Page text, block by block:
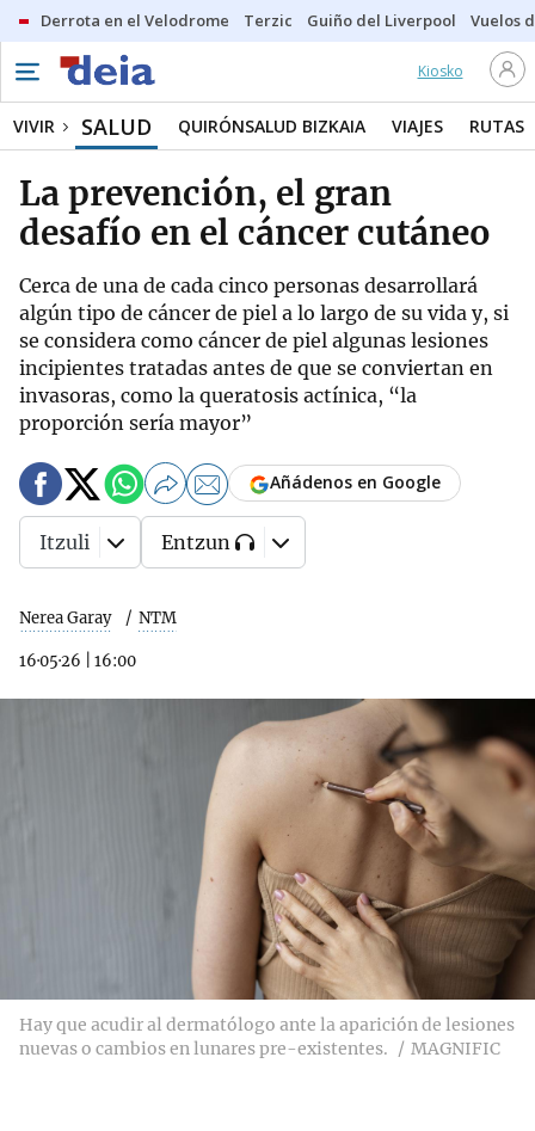
Derrota en el Velodrome Terzic Guiño del Liverpool Vuelos
Kiosko
VIVIR SALUD QUIRÓNSALUD BIZKAIA VIAJES RUTAS
La prevención, el gran
desafío en el cáncer cutáneo
Cerca de una de cada cinco personas desarrollará
algún tipo de cáncer de piel a lo largo de su vida y, si
se considera como cáncer de piel algunas lesiones
incipientes tratadas antes de que se conviertan en
invasoras, como la queratosis actínica, “la
proporción sería mayor”
Nerea Garay NTM
16·05·26 16:00
Añádenos en Google
Itzuli Entzun
Hay que acudir al dermatólogo ante la aparición de lesiones
nuevas o cambios en lunares pre-existentes.
MAGNIFIC